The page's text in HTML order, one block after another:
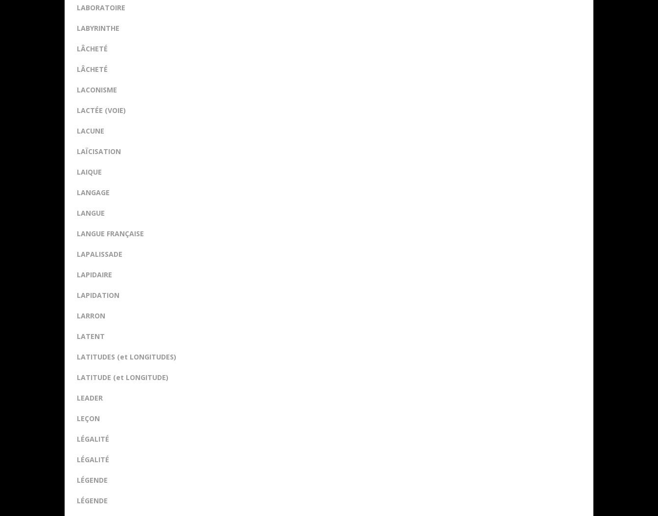
LABORATOIRE
LABYRINTHE
LÂCHETÉ
LÂCHETÉ
LACONISME
LACTÉE (VOIE)
LACUNE
LAÏCISATION
LAIQUE
LANGAGE
LANGUE
LANGUE FRANÇAISE
LAPALISSADE
LAPIDAIRE
LAPIDATION
LARRON
LATENT
LATITUDES (et LONGITUDES)
LATITUDE (et LONGITUDE)
LEADER
LEÇON
LÉGALITÉ
LÉGALITÉ
LÉGENDE
LÉGENDE